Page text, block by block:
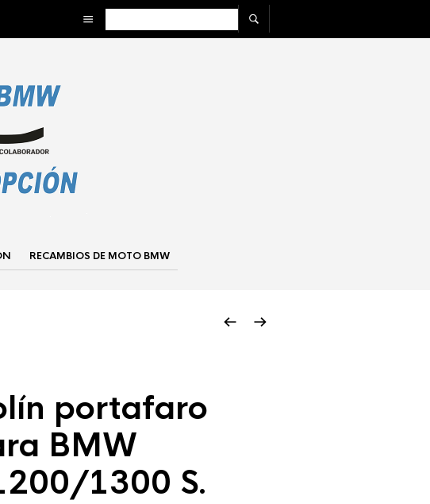
RECAMBIOS DE MOTO BMW
portafaro
BMW
1300 S.